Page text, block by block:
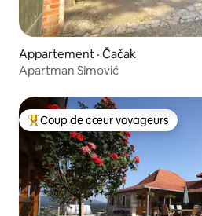
Appartement · Čačak
Apartman Simović
Coup de cœur voyageurs parmi
Coup de cœur voyageurs